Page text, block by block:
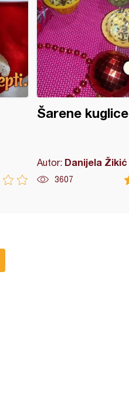
Šarene kuglice
Autor: Danijela Žikić
3607